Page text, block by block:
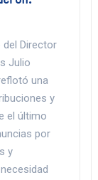
del Director
Julio
una
y
el último
por
y